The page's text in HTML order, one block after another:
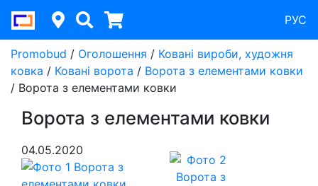
РУС
Promobud / Оголошення / Ковані вироби, художня
ковка / Ковані ворота / Ворота з елементами ковки
/ Ворота з елементами ковки
Ворота з елементами ковки
04.05.2020